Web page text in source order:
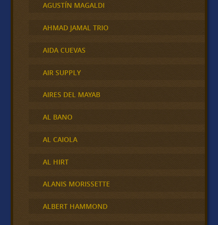
AGUSTÍN MAGALDI
AHMAD JAMAL TRIO
AIDA CUEVAS
AIR SUPPLY
AIRES DEL MAYAB
AL BANO
AL CAIOLA
AL HIRT
ALANIS MORISSETTE
ALBERT HAMMOND